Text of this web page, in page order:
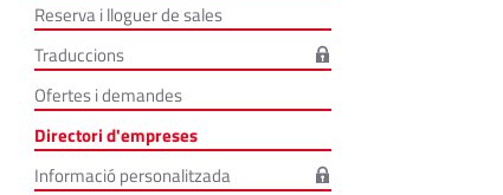
Reserva i lloguer de sales
Traduccions
Ofertes i demandes
Directori d'empreses
Informació personalitzada